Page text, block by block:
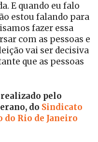
E quando eu falo
estou falando para
fazer essa
com as pessoas e
vai ser decisiva
que as pessoas
realizado pelo
do Sindicato
do Rio de Janeiro